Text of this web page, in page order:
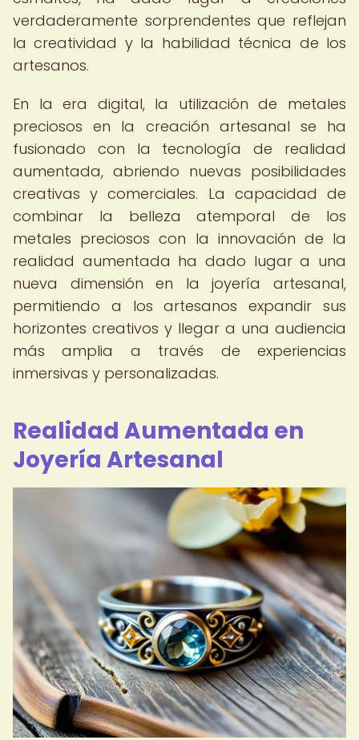
verdaderamente sorprendentes que reflejan
la creatividad y la habilidad técnica de los
artesanos.
En la era digital, la utilización de metales
preciosos en la creación artesanal se ha
fusionado con la tecnología de realidad
aumentada, abriendo nuevas posibilidades
creativas y comerciales. La capacidad de
combinar la belleza atemporal de los
metales preciosos con la innovación de la
realidad aumentada ha dado lugar a una
nueva dimensión en la joyería artesanal,
permitiendo a los artesanos expandir sus
horizontes creativos y llegar a una audiencia
más amplia a través de experiencias
inmersivas y personalizadas.
Realidad Aumentada en
Joyería Artesanal